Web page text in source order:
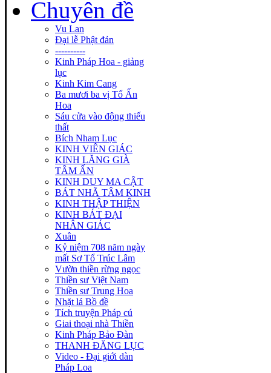
Chuyên đề
Vu Lan
Đại lễ Phật đản
----------
Kinh Pháp Hoa - giảng
lục
Kinh Kim Cang
Ba mươi ba vị Tổ Ấn
Hoa
Sáu cửa vào động thiếu
thất
Bích Nham Lục
KINH VIÊN GIÁC
KINH LĂNG GIÀ
TÂM ẤN
KINH DUY MA CẬT
BÁT NHÃ TÂM KINH
KINH THẬP THIỆN
KINH BÁT ĐẠI
NHÂN GIÁC
Xuân
Kỷ niệm 708 năm ngày
mất Sơ Tổ Trúc Lâm
Vườn thiền rừng ngọc
Thiền sư Việt Nam
Thiền sư Trung Hoa
Nhặt lá Bồ đề
Tích truyện Pháp cú
Giai thoại nhà Thiền
Kinh Pháp Bảo Đàn
THANH ĐĂNG LỤC
Video - Đại giới dàn
Pháp Loa